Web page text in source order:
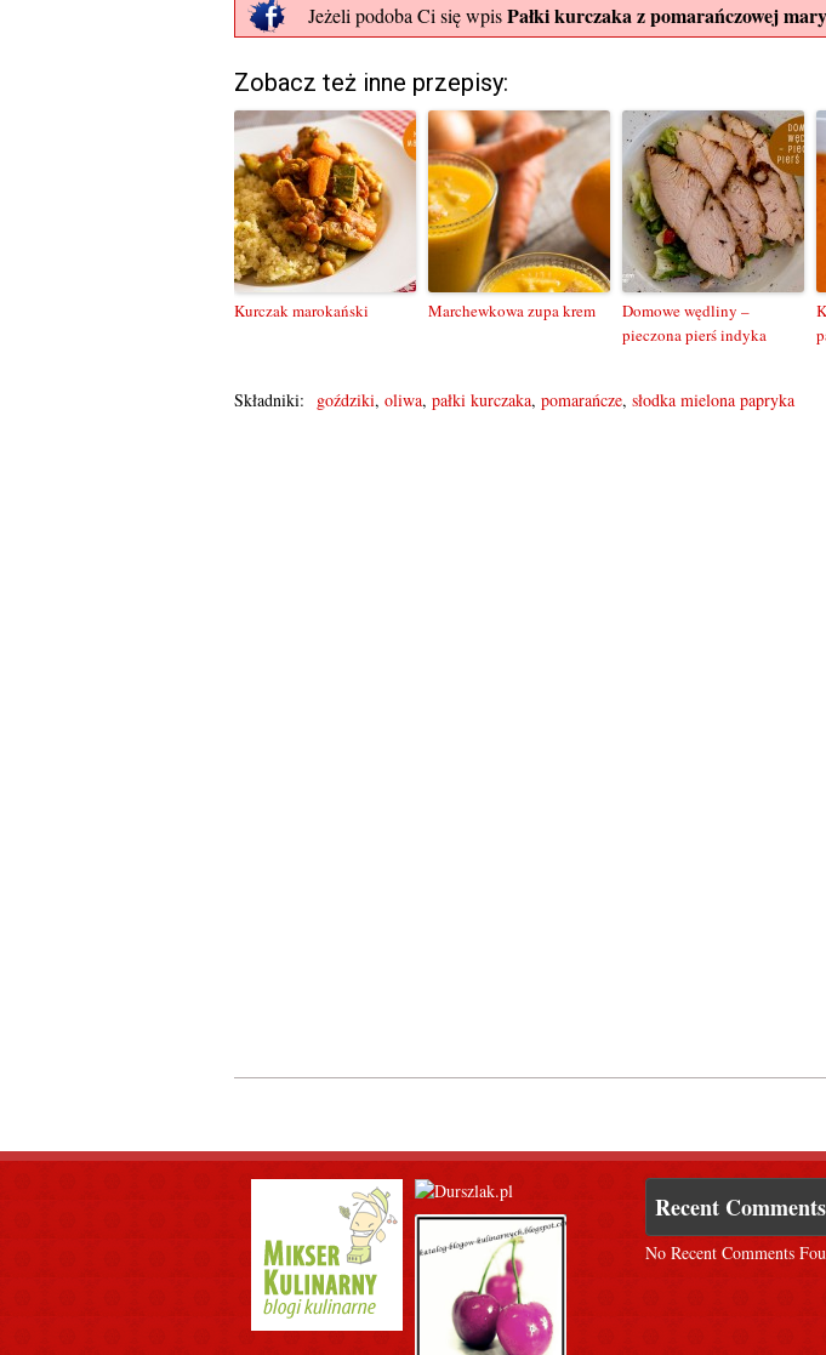
Jeżeli podoba Ci się wpisPałki kurczaka z pomarańczowej
Zobacz też inne przepisy:
Kurczak marokański Marchewkowa zupa krem
Domowe wędliny –
pieczona pierś indyka
Składniki: goździki, oliwa, pałki kurczaka, pomarańcze, słodka mielona papryka
Recent Comments
No Recent Comments